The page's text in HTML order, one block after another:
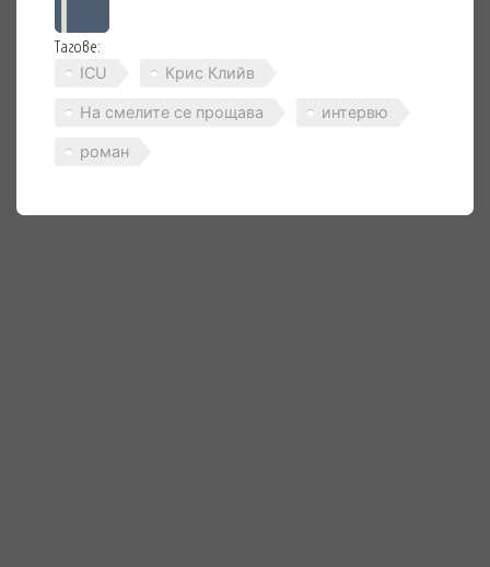
Тагове:
ICU Крис Клийв
На смелите се прощава интервю
роман